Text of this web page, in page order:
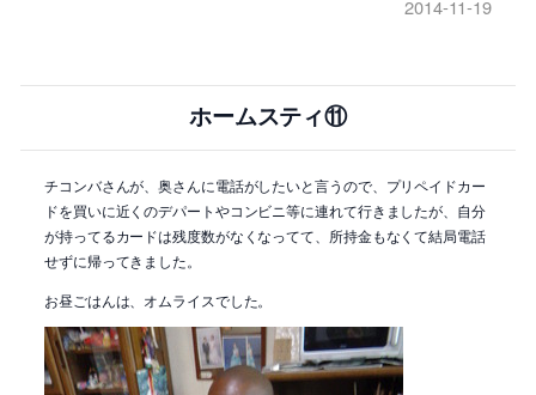
2014-11-19
ホームスティ⑪
チコンバさんが、奥さんに電話がしたいと言うので、プリペイドカー
ドを買いに近くのデパートやコンビニ等に連れて行きましたが、自分
が持ってるカードは残度数がなくなってて、所持金もなくて結局電話
せずに帰ってきました。
お昼ごはんは、オムライスでした。